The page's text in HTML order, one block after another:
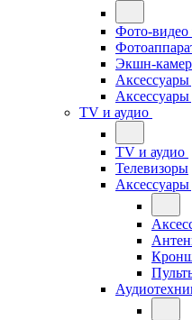
Фото-видео
Экшн-
Аксессуары
TV и аудио
TV и аудио
Телевизоры
Аксессуары